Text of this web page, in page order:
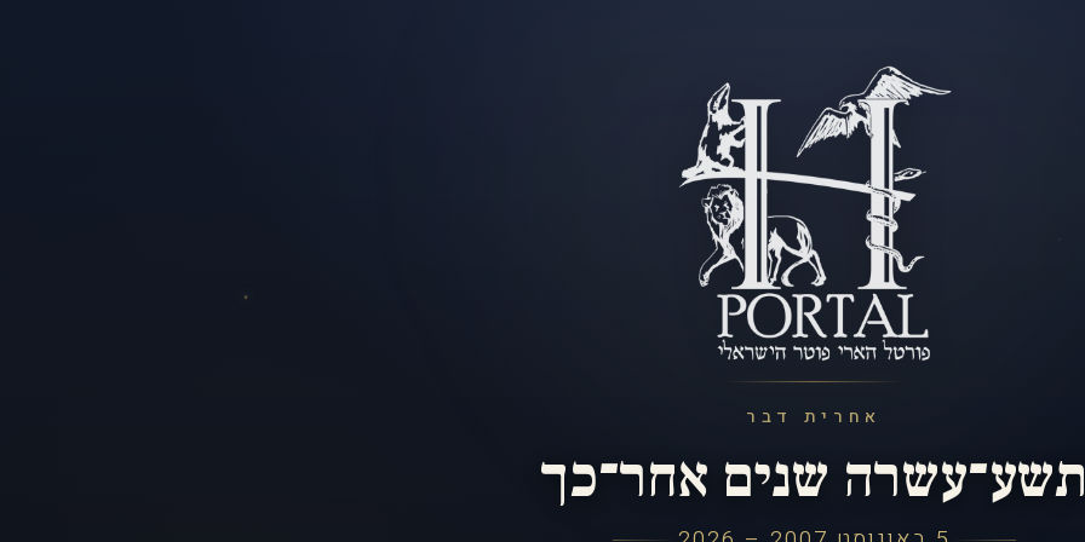
אחרית דבר
שנים אחר־כך